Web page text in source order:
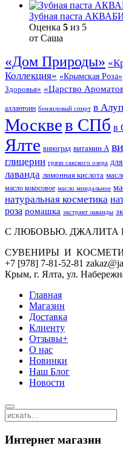
Зубная паста
Оценка 5 из 5
от Саша
«Дом Природы»
Коллекция» «Крымская Роза»
Здоровья» «Царство
аллантоин бензиловый спирт в
Москвев СПб в
Ялте виноград витамин А
глицерин грязи сакского озера
лаванда лимонная кислота
масло кокосовое масло миндальное
натуральная косметика
роза ромашка экстракт лаванды
С ЛЮБОВЬЮ. ДЖАЛИТА
СУВЕНИРЫ И
+7 [978] 7-81-52-81
Крым, г. Ялта, ул.
Главная
Магазин
Доставка
Клиенту
Отзывы+
О нас
Новинки
Наш Блог
Новости
Интернет магазин